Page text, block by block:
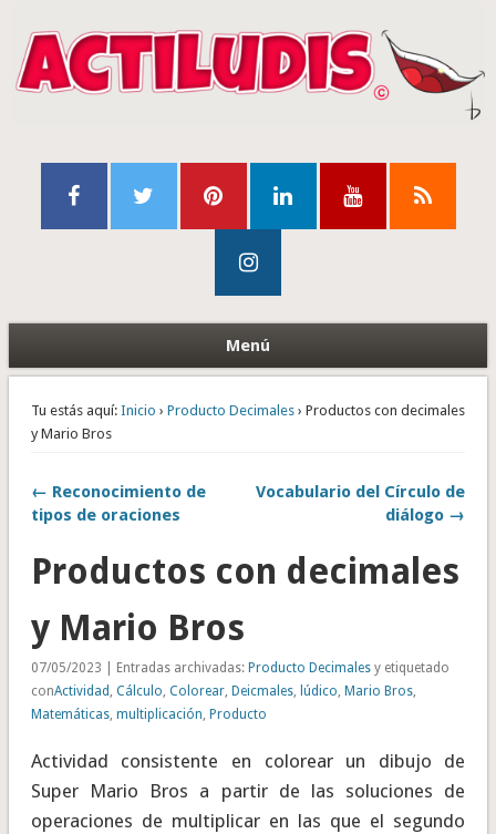
Menú
Tu estás aquí: Inicio › Producto Decimales› Productos con decimales
y Mario Bros
← Reconocimiento de
tipos de oraciones
Vocabulario del Círculo de
diálogo →
Productos con decimales
y Mario Bros
07/05/2023 | Entradas archivadas: Producto Decimalesy etiquetado
conActividad , Cálculo, Colorear, Deicmales, lúdico, Mario Bros,
Matemáticas, multiplicación, Producto
Actividad consistente en colorear un dibujo de
Super Mario Bros a partir de las soluciones de
operaciones de multiplicar en las que el segundo